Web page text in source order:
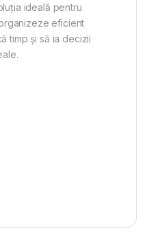
ideală pentru
eficient
timp și să ia decizii